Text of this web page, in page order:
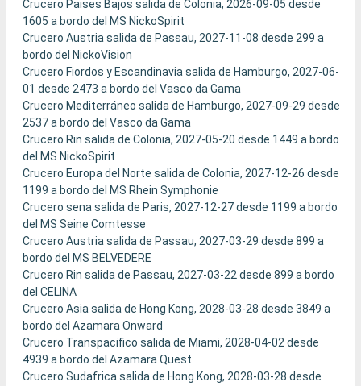
Crucero Paises Bajos salida de Colonia, 2026-09-05 desde
1605 a bordo del MS NickoSpirit
Crucero Austria salida de Passau, 2027-11-08 desde 299 a
bordo del NickoVision
Crucero Fiordos y Escandinavia salida de Hamburgo, 2027-06-
01 desde 2473 a bordo del Vasco da Gama
Crucero Mediterráneo salida de Hamburgo, 2027-09-29 desde
2537 a bordo del Vasco da Gama
Crucero Rin salida de Colonia, 2027-05-20 desde 1449 a bordo
del MS NickoSpirit
Crucero Europa del Norte salida de Colonia, 2027-12-26 desde
1199 a bordo del MS Rhein Symphonie
Crucero sena salida de Paris, 2027-12-27 desde 1199 a bordo
del MS Seine Comtesse
Crucero Austria salida de Passau, 2027-03-29 desde 899 a
bordo del MS BELVEDERE
Crucero Rin salida de Passau, 2027-03-22 desde 899 a bordo
del CELINA
Crucero Asia salida de Hong Kong, 2028-03-28 desde 3849 a
bordo del Azamara Onward
Crucero Transpacifico salida de Miami, 2028-04-02 desde
4939 a bordo del Azamara Quest
Crucero Sudafrica salida de Hong Kong, 2028-03-28 desde